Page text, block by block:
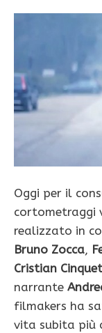
Oggi per il
cortometraggi
realizzato in
Bruno Zocca,
Cristian
narrante
filmakers ha
vita subita più